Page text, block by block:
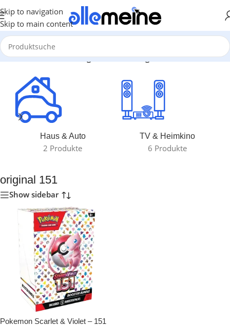
Skip to navigation
Skip to main content
Start/Produkte verschlagwortet mit „original 151“
Haus & Auto
2 Produkte
TV & Heimkino
6 Produkte
original 151
Show sidebar
Pokemon Scarlet & Violet – 151